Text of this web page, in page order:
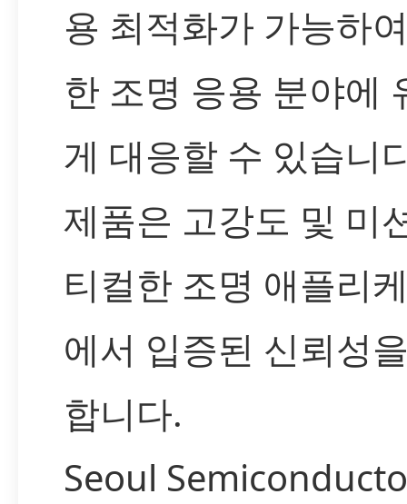
용 최적화가 가능하
한 조명 응용 분야에
게 대응할 수 있습니
제품은 고강도 및 미
티컬한 조명 애플리
에서 입증된 신뢰성
합니다.
Seoul